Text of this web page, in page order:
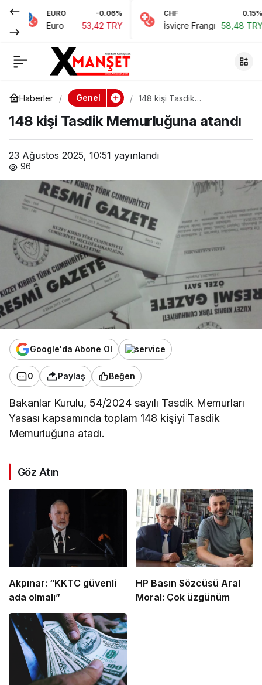
EURO -0.06%
53,42 TRY
CHF
İsviçre Frangı 58,48 TRY
Haberler Genel
148 kişi Tasdik
148 kişi Tasdik Memurluğuna atandı
23 Ağustos 2025, 10:51 yayınlandı
96
Google'da Abone Ol
0 Paylaş Beğen
Bakanlar Kurulu, 54/2024 sayılı Tasdik Memurları
Yasası kapsamında toplam 148 kişiyi Tasdik
Memurluğuna atadı.
Göz Atın
Akpınar: “KKTC güvenli
ada olmalı”
HP Basın Sözcüsü Aral
Moral: Çok üzgünüm
Lefkoşa Öğretmenler
Caddesi tamamen
Paylaş